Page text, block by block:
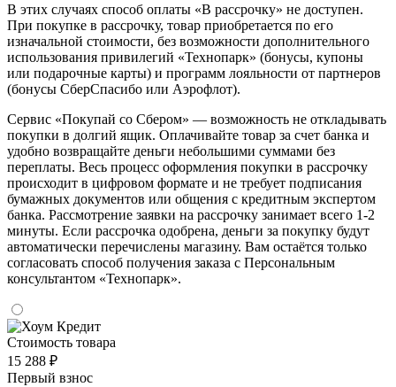
В этих случаях способ оплаты «В рассрочку» не доступен.
При покупке в рассрочку, товар приобретается по его
изначальной стоимости, без возможности дополнительного
использования привилегий «Технопарк» (бонусы, купоны
или подарочные карты) и программ лояльности от партнеров
(бонусы СберСпасибо или Аэрофлот).
Сервис «Покупай со Сбером» — возможность не откладывать
покупки в долгий ящик. Оплачивайте товар за счет банка и
удобно возвращайте деньги небольшими суммами без
переплаты. Весь процесс оформления покупки в рассрочку
происходит в цифровом формате и не требует подписания
бумажных документов или общения с кредитным экспертом
банка. Рассмотрение заявки на рассрочку занимает всего 1-2
минуты. Если рассрочка одобрена, деньги за покупку будут
автоматически перечислены магазину. Вам остаётся только
согласовать способ получения заказа с Персональным
консультантом «Технопарк».
Стоимость товара
15 288 ₽
Первый взнос